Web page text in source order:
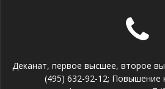
Деканат, первое высшее, второе
(495) 632-92-12; Повышение